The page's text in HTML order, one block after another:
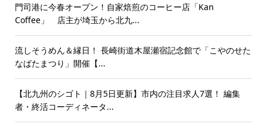
門司港に今春オープン！自家焙煎のコーヒー店「Kan
Coffee」 店主が埼玉から北九...
流しそうめん＆縁日！ 長崎街道木屋瀬宿記念館で「こやのせた
なばたまつり」開催【...
【北九州のシゴト｜8月5日更新】市内の注目求人7選！ 編集
者・終活コーディネータ...